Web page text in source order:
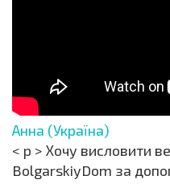
Анна (Україна)
< p > Хочу висловити
BolgarskiyDom за